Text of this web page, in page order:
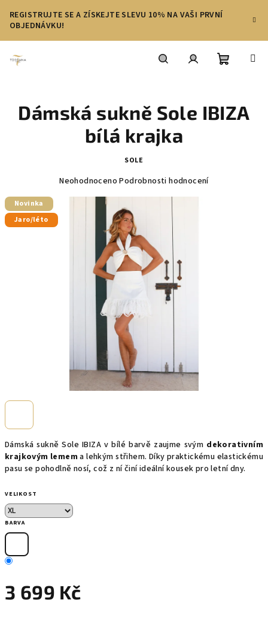
obsah
REGISTRUJTE SE A ZÍSKEJTE SLEVU 10% NA VAŠI PRVNÍ
OBJEDNÁVKU!
košík
Dámská sukně Sole IBIZA v bílé barvě zaujme svým dekorativním
krajkovým lemem a lehkým střihem. Díky praktickému elastickému
pasu se pohodlně nosí, což z ní činí ideální kousek pro letní dny.
VELIKOST
BARVA
3 699 Kč
Dámská sukně Sole IBIZA
bílá krajka
SOLE
produktu
je
0,0
Neohodnoceno Podrobnosti hodnocení
Novinka
Jaro/léto